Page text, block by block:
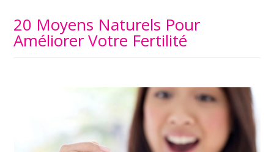
20 Moyens Naturels Pour
Améliorer Votre Fertilité